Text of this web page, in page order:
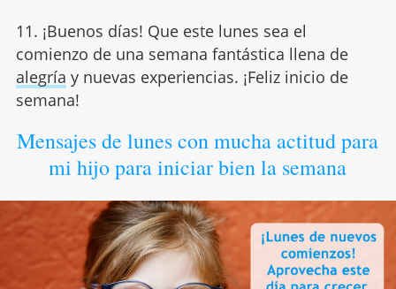
11. ¡Buenos días! Que este lunes sea el
comienzo de una semana fantástica llena de
alegría y nuevas experiencias. ¡Feliz inicio de
semana!
Mensajes de lunes con mucha actitud para
mi hijo para iniciar bien la semana